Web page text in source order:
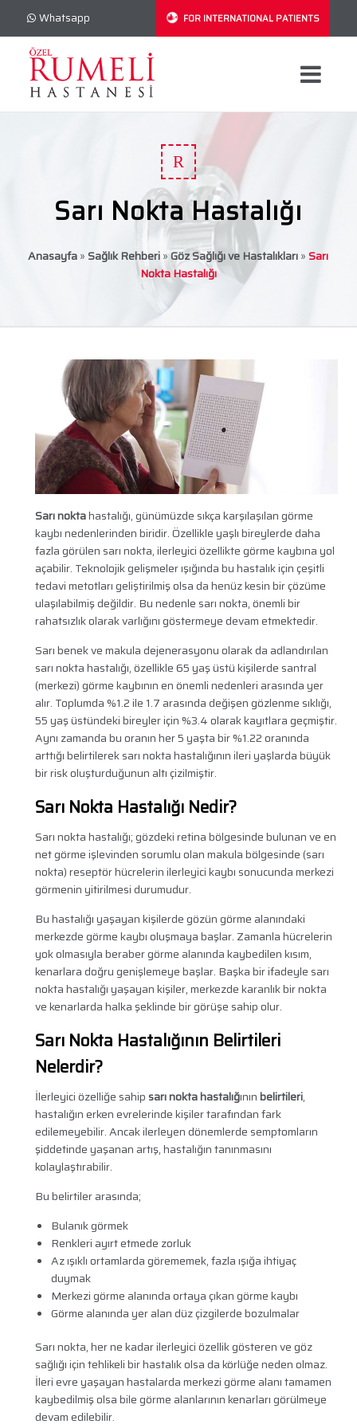
Whatsapp FOR INTERNATIONAL PATIENTS
R
Sarı Nokta Hastalığı
Anasayfa» Sağlık Rehberi»Göz Sağlığı ve Hastalıkları»Sarı
Nokta Hastalığı
Sarı noktahastalığı, günümüzde sıkça karşılaşılan görme
kaybı nedenlerinden biridir. Özellikle yaşlı bireylerde daha
fazla görülen sarı nokta, ilerleyici özellikte görme kaybına yol
açabilir. Teknolojik gelişmeler ışığında bu hastalık için çeşitli
tedavi metotları geliştirilmiş olsa da henüz kesin bir çözüme
ulaşılabilmiş değildir. Bu nedenle sarı nokta, önemli bir
rahatsızlık olarak varlığını göstermeye devam etmektedir.
Sarı benek ve makula dejenerasyonu olarak da adlandırılan
sarı nokta hastalığı, özellikle 65 yaş üstü kişilerde santral
(merkezi) görme kaybının en önemli nedenleri arasında yer
alır. Toplumda %1.2 ile 1.7 arasında değişen gözlenme sıklığı,
55 yaş üstündeki bireyler için %3.4 olarak kayıtlara geçmiştir.
Aynı zamanda bu oranın her 5 yaşta bir %1.22 oranında
arttığı belirtilerek sarı nokta hastalığının ileri yaşlarda büyük
bir risk oluşturduğunun altı çizilmiştir.
Sarı Nokta Hastalığı Nedir?
Sarı nokta hastalığı; gözdeki retina bölgesinde bulunan ve en
net görme işlevinden sorumlu olan makula bölgesinde (sarı
nokta) reseptör hücrelerin ilerleyici kaybı sonucunda merkezi
görmenin yitirilmesi durumudur.
Bu hastalığı yaşayan kişilerde gözün görme alanındaki
merkezde görme kaybı oluşmaya başlar. Zamanla hücrelerin
yok olmasıyla beraber görme alanında kaybedilen kısım,
kenarlara doğru genişlemeye başlar. Başka bir ifadeyle sarı
nokta hastalığı yaşayan kişiler, merkezde karanlık bir nokta
ve kenarlarda halka şeklinde bir görüşe sahip olur.
Sarı Nokta Hastalığının Belirtileri
Nelerdir?
İlerleyici özelliğe sahipsarı nokta hastalığınınbelirtileri,
hastalığın erken evrelerinde kişiler tarafından fark
edilemeyebilir. Ancak ilerleyen dönemlerde semptomların
şiddetinde yaşanan artış, hastalığın tanınmasını
kolaylaştırabilir.
Bu belirtiler arasında;
Bulanık görmek
Renkleri ayırt etmede zorluk
Az ışıklı ortamlarda görememek, fazla ışığa ihtiyaç
duymak
Merkezi görme alanında ortaya çıkan görme kaybı
Görme alanında yer alan düz çizgilerde bozulmalar
Sarı nokta, her ne kadar ilerleyici özellik gösteren ve göz
sağlığı için tehlikeli bir hastalık olsa da körlüğe neden olmaz.
İleri evre yaşayan hastalarda merkezi görme alanı tamamen
kaybedilmiş olsa bile görme alanlarının kenarları görülmeye
devam edilebilir.